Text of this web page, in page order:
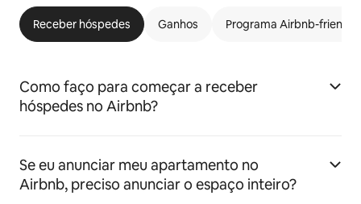
Receber hóspedes Ganhos Programa Airbnb-friendly
Como faço para começar a receber
hóspedes no Airbnb?
Se eu anunciar meu apartamento no
Airbnb, preciso anunciar o espaço inteiro?